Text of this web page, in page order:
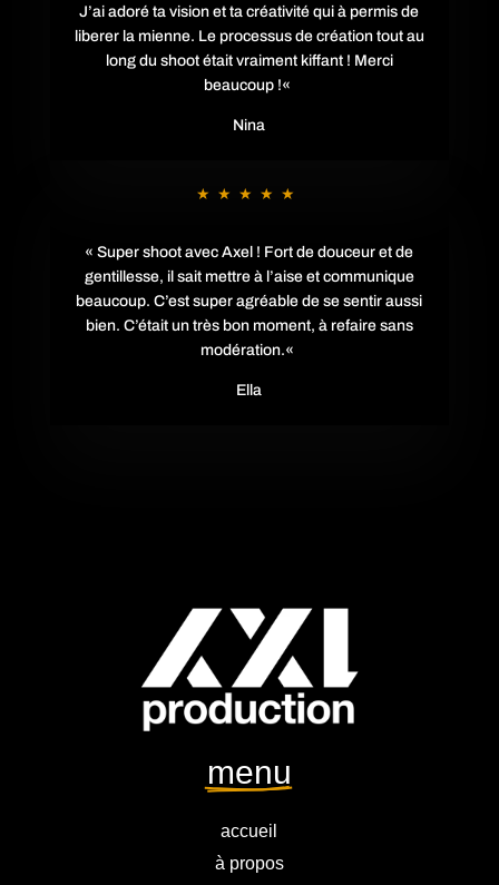
J’ai adoré ta vision et ta créativité qui à permis de
liberer la mienne. Le processus de création tout au
long du shoot était vraiment kiffant ! Merci
beaucoup !«
Nina
★★★★★
«Super shoot avec Axel ! Fort de douceur et de
gentillesse, il sait mettre à l’aise et communique
beaucoup. C’est super agréable de se sentir aussi
bien. C’était un très bon moment, à refaire sans
modération.«
Ella
menu
accueil
à propos